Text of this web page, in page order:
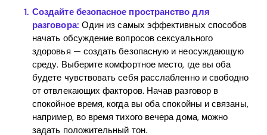
Home
Blog
Создайте безопасное пространство для
разговора: Один из самых эффективных способов
начать обсуждение вопросов сексуального
здоровья — создать безопасную и неосуждающую
среду. Выберите комфортное место, где вы оба
будете чувствовать себя расслабленно и свободно
от отвлекающих факторов. Начав разговор в
спокойное время, когда вы оба спокойны и связаны,
например, во время тихого вечера дома, можно
задать положительный тон.